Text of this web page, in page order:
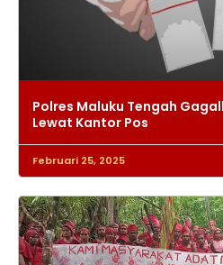
Polres Maluku Tengah
Lewat Kantor Pos
Februari 25, 2025